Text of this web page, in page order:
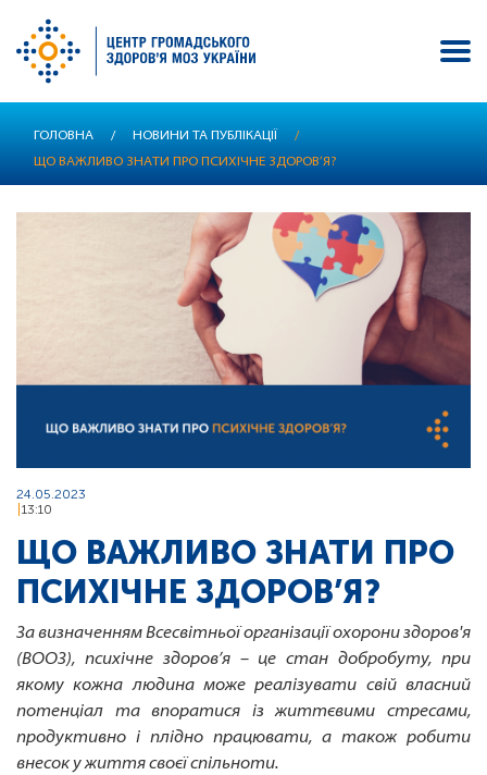
основного
ГОЛОВНА / НОВИНИ ТА ПУБЛІКАЦІЇ
/
ЩО ВАЖЛИВО ЗНАТИ ПРО ПСИХІЧНЕ ЗДОРОВ’Я?
24.05.2023
13:10
ЩО ВАЖЛИВО ЗНАТИ ПРО
ПСИХІЧНЕ ЗДОРОВ’Я?
За визначенням Всесвітньої організації охорони здоров'я
(ВООЗ), психічне здоров’я – це стан добробуту, при
якому кожна людина може реалізувати свій власний
потенціал та впоратися із життєвими стресами,
продуктивно і плідно працювати, а також робити
внесок у життя своєї спільноти.